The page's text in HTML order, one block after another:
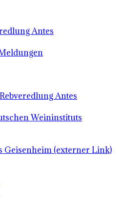
Antes
Antes
Weininstituts
Geisenheim (externer Link)